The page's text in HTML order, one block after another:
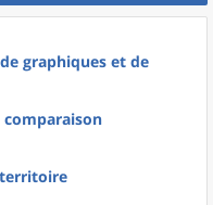
graphiques et de